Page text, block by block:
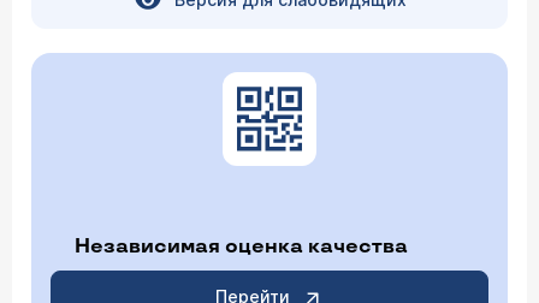
Независимая оценка качества
Перейти